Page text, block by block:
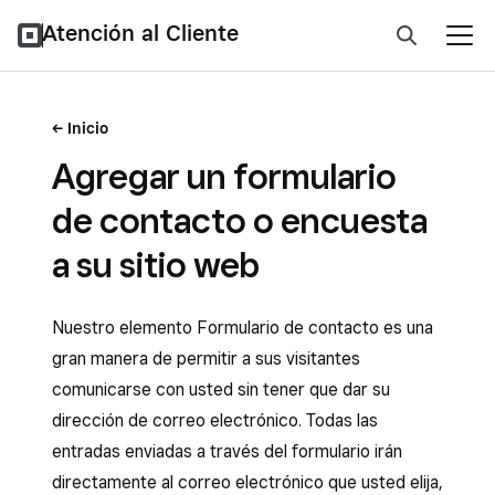
Atención al Cliente
Inicio
Agregar un formulario
de contacto o encuesta
a su sitio web
Nuestro elemento Formulario de contacto es una
gran manera de permitir a sus visitantes
comunicarse con usted sin tener que dar su
dirección de correo electrónico. Todas las
entradas enviadas a través del formulario irán
directamente al correo electrónico que usted elija,